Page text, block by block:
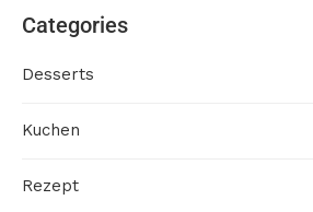
Categories
Desserts
Kuchen
Rezept